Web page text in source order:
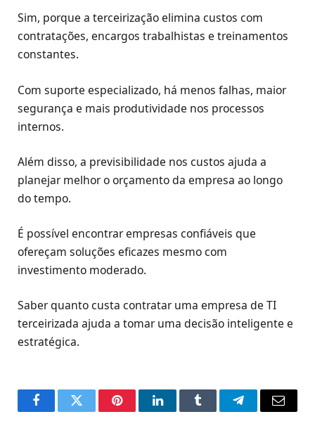
Sim, porque a terceirização elimina custos com
contratações, encargos trabalhistas e treinamentos
constantes.
Com suporte especializado, há menos falhas, maior
segurança e mais produtividade nos processos
internos.
Além disso, a previsibilidade nos custos ajuda a
planejar melhor o orçamento da empresa ao longo
do tempo.
É possível encontrar empresas confiáveis que
ofereçam soluções eficazes mesmo com
investimento moderado.
Saber quanto custa contratar uma empresa de TI
terceirizada ajuda a tomar uma decisão inteligente e
estratégica.
FacebookTwitter PinterestLinkedInTumblr TelegramEmail